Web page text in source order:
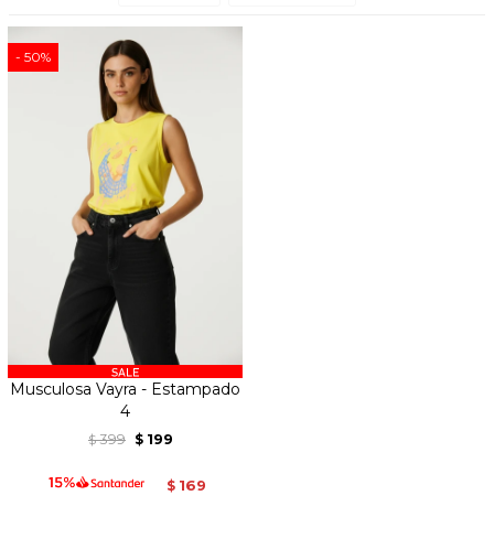
50
Musculosa Vayra - Estampado
4
$ 399 $ 199
$ 169